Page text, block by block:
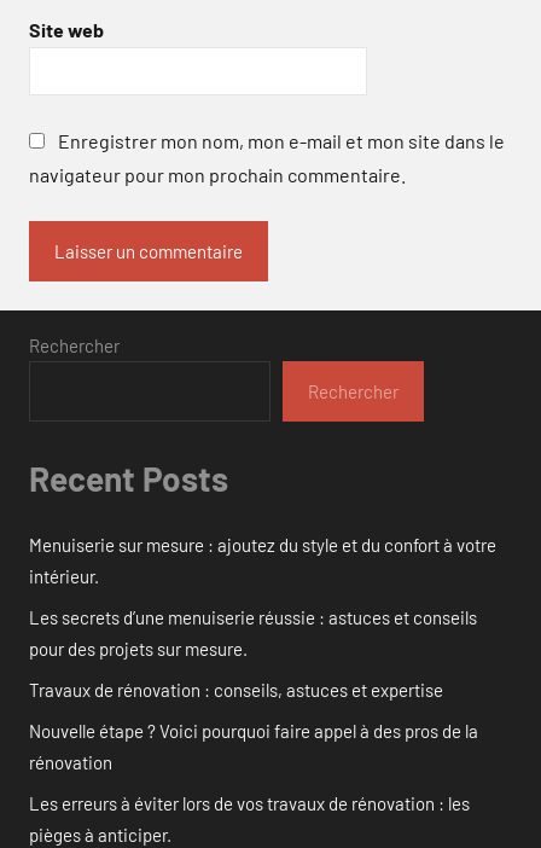
Site web
Enregistrer mon nom, mon e-mail et mon site dans le
navigateur pour mon prochain commentaire.
Rechercher
Rechercher
Recent Posts
Menuiserie sur mesure : ajoutez du style et du confort à votre
intérieur.
Les secrets d’une menuiserie réussie : astuces et conseils
pour des projets sur mesure.
Travaux de rénovation : conseils, astuces et expertise
Nouvelle étape ? Voici pourquoi faire appel à des pros de la
rénovation
Les erreurs à éviter lors de vos travaux de rénovation : les
pièges à anticiper.